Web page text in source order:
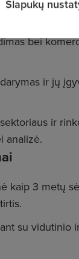
bei
ir jų
ir
analizė.
kaip 3 metų
su vidutinio
Slapukų